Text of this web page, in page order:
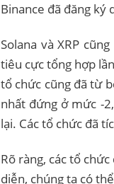
Binance đã đăng
Solana và XRP
tiêu cực tổng hợp
tổ chức cũng đã từ
nhất đứng ở mức -
lại. Các tổ chức đã
Rõ ràng, các tổ
diễn, chúng ta có